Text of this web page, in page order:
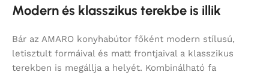
Modern és klasszikus terekbe is illik
Bár az AMARO konyhabútor főként modern stílusú,
letisztult formáival és matt frontjaival a klasszikus
terekben is megállja a helyét. Kombinálható fa